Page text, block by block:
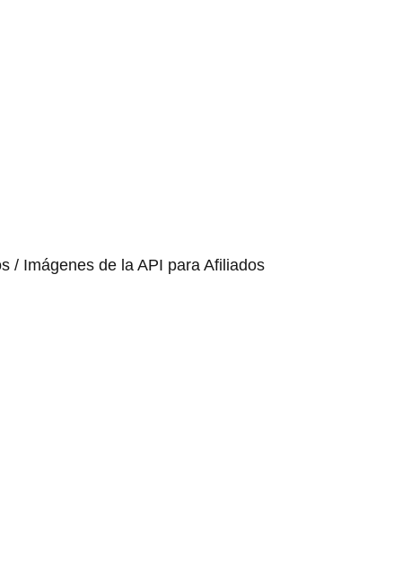
/ Imágenes de la API para Afiliados